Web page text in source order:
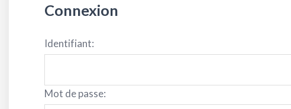
Connexion
Identifiant:
Mot de passe: